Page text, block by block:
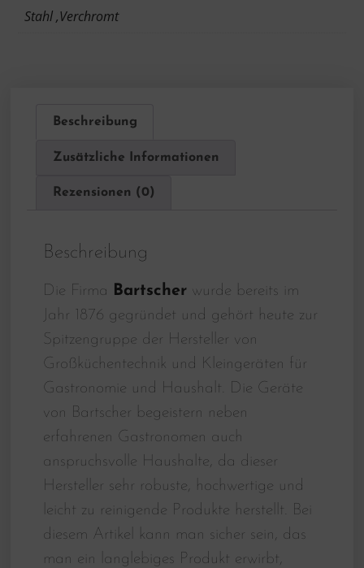
Stahl ,Verchromt
Beschreibung
Zusätzliche Informationen
Rezensionen (0)
Beschreibung
Die Firma Bartscher wurde bereits im
Jahr 1876 gegründet und gehört heute zur
Spitzengruppe der Hersteller von
Großküchentechnik und Kleingeräten für
Gastronomie und Haushalt. Die Geräte
von Bartscher begeistern neben
erfahrenen Gastronomen auch
anspruchsvolle Haushalte, da dieser
Hersteller sehr robuste, hochwertige und
leicht zu reinigende Produkte herstellt. Bei
diesem Artikel kann man sicher sein, das
man ein langlebiges Produkt erwirbt,